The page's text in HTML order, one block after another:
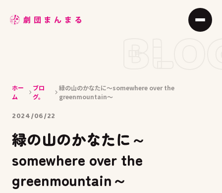
ABOUT
BLOG
MEMBER
ACCESS
ホー
ム
ブロ
グ。
緑の山のかなたに～somewhere over the
greenmountain～
2024/06/22
緑の山のかなたに～
somewhere over the
greenmountain～